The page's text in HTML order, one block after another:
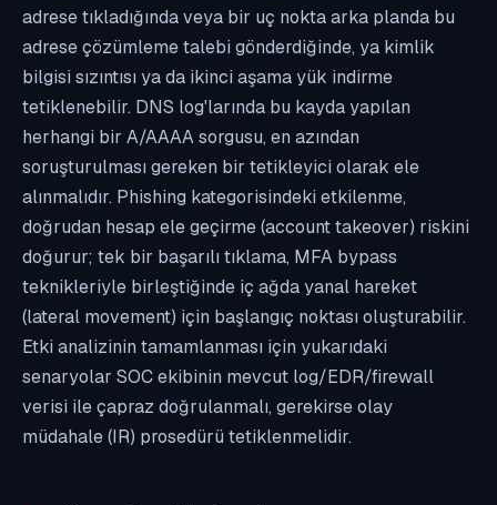
adrese tıkladığında veya bir uç nokta arka planda bu
adrese çözümleme talebi gönderdiğinde, ya kimlik
bilgisi sızıntısı ya da ikinci aşama yük indirme
tetiklenebilir. DNS log'larında bu kayda yapılan
herhangi bir A/AAAA sorgusu, en azından
soruşturulması gereken bir tetikleyici olarak ele
alınmalıdır. Phishing kategorisindeki etkilenme,
doğrudan hesap ele geçirme (account takeover) riskini
doğurur; tek bir başarılı tıklama, MFA bypass
teknikleriyle birleştiğinde iç ağda yanal hareket
(lateral movement) için başlangıç noktası oluşturabilir.
Etki analizinin tamamlanması için yukarıdaki
senaryolar SOC ekibinin mevcut log/EDR/firewall
verisi ile çapraz doğrulanmalı, gerekirse olay
müdahale (IR) prosedürü tetiklenmelidir.